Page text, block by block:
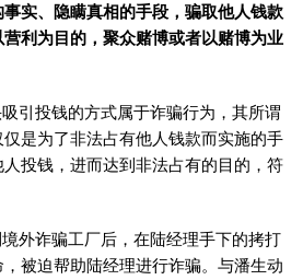
实、隐瞒真相的手段，骗取他人钱款
利为目的，聚众赌博或者以赌博为业
引投钱的方式属于诈骗行为，其所谓
是为了非法占有他人钱款而实施的手
投钱，进而达到非法占有的目的，符
外诈骗工厂后，在陆经理手下的拷打
被迫帮助陆经理进行诈骗。与潘生动